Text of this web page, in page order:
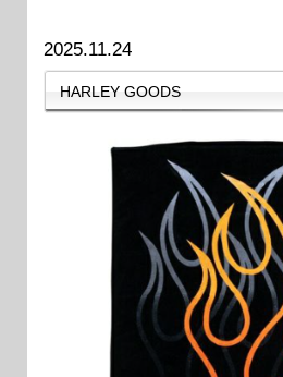
2025.11.24
HARLEY GOODS